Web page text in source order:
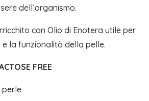
dell’organismo.
con Olio di Enotera utile per
la funzionalità della pelle.
FREE
perle